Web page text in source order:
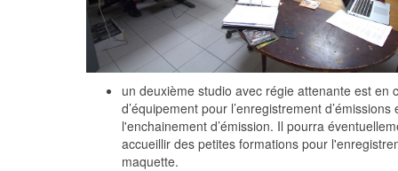
un deuxième studio avec régie attenante est en
d’équipement pour l’enregistrement d’émissions
l'enchainement d’émission. Il pourra
accueillir des petites formations pour
maquette.